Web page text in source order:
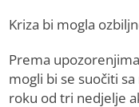
Kriza bi mogla
Prema
mogli bi se suočiti
roku od tri nedjelje